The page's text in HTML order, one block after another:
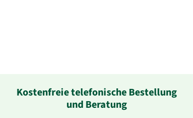
Kostenfreie telefonische Bestellung
und Beratung